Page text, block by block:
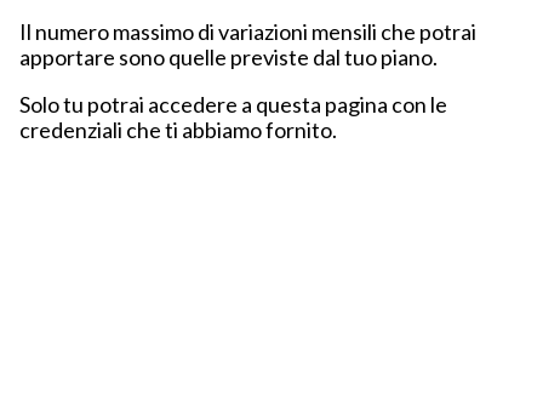
Il numero massimo di variazioni mensili che potrai
apportare sono quelle previste dal tuo piano.
Solo tu potrai accedere a questa pagina con le
credenziali che ti abbiamo fornito.